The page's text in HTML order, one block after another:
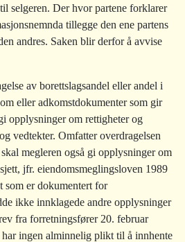
selgeren. Der hvor partene forklarer
tillegge den ene partens
andres. Saken blir derfor å avvise
av borettslagsandel eller andel i
eller adkomstdokumenter som gir
opplysninger om rettigheter og
vedtekter. Omfatter overdragelsen
megleren også gi opplysninger om
jfr. eiendomsmeglingsloven 1989
som er dokumentert for
ikke innklagede andre opplysninger
fra forretningsfører 20. februar
ingen alminnelig plikt til å innhente